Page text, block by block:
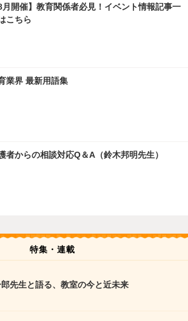
8月開催】教育関係者必見！イベント情報記事一
こちら
業界 最新用語集
者からの相談対応Q＆A（鈴木邦明先生）
特集・連載
先生と語る、教室の今と近未来